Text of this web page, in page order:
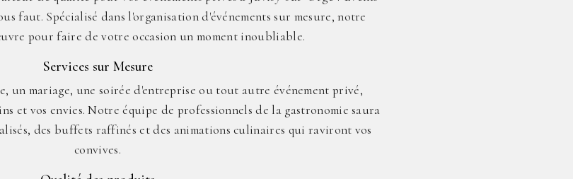
faut. Spécialisé dans l'organisation d'événements sur mesure, notre
pour faire de votre occasion un moment inoubliable.
Services sur Mesure
un mariage, une soirée d'entreprise ou tout autre événement privé,
et vos envies. Notre équipe de professionnels de la gastronomie saura
des buffets raffinés et des animations culinaires qui raviront vos
convives.